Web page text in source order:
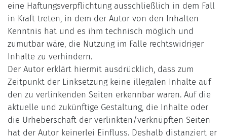
eine Haftungsverpflichtung ausschließlich in dem Fall
in Kraft treten, in dem der Autor von den Inhalten
Kenntnis hat und es ihm technisch möglich und
zumutbar wäre, die Nutzung im Falle rechtswidriger
Inhalte zu verhindern.
Der Autor erklärt hiermit ausdrücklich, dass zum
Zeitpunkt der Linksetzung keine illegalen Inhalte auf
den zu verlinkenden Seiten erkennbar waren. Auf die
aktuelle und zukünftige Gestaltung, die Inhalte oder
die Urheberschaft der verlinkten/verknüpften Seiten
hat der Autor keinerlei Einfluss. Deshalb distanziert er